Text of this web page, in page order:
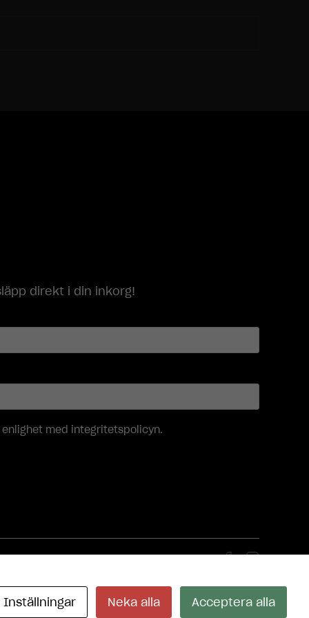
direkt i din inkorg!
med integritetspolicyn.
Inställningar Neka alla Acceptera alla